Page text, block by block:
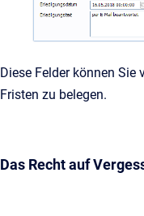
Diese Felder können Sie
Fristen zu belegen.
Das Recht auf